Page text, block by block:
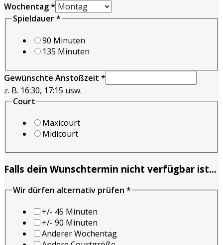
Wochentag*
Spieldauer*
90 Minuten
135 Minuten
Gewünschte Anstoßzeit *
z. B. 16:30, 17:15 usw.
Court
Maxicourt
Midicourt
Falls dein Wunschtermin nicht verfügbar ist...
Wir dürfen alternativ prüfen *
+/- 45 Minuten
+/- 90 Minuten
Anderer Wochentag